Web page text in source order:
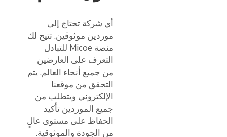
أي شركة تحتاج إلى
موردين موثوقين. تتيح لك
منصة Micoe للتبادل
التعرف على العارضين
من جميع أنحاء العالم. يتم
التحقق من موقعنا
الإلكتروني ويتطلب من
جميع الموردين تأكيد
الحفاظ على مستوى عالٍ
من الجودة والموثوقية.